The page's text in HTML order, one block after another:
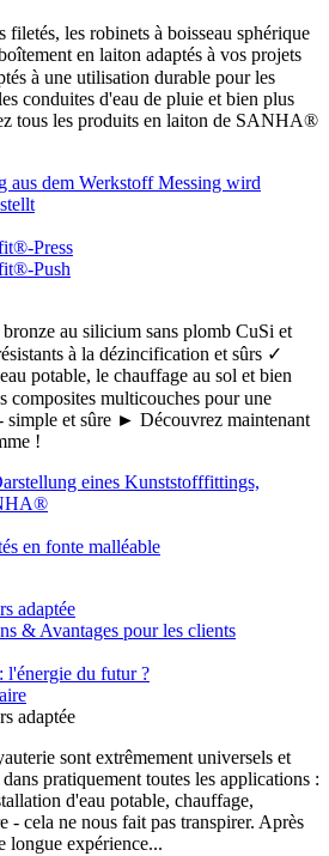
filetés, les robinets à boisseau sphérique
en laiton adaptés à vos projets
à une utilisation durable pour les
conduites d'eau de pluie et bien plus
tous les produits en laiton de SANHA®
Press
Push
au silicium sans plomb CuSi et
à la dézincification et sûrs ✓
potable, le chauffage au sol et bien
composites multicouches pour une
simple et sûre ► Découvrez maintenant
!
en fonte malléable
adaptée
& Avantages pour les clients
l'énergie du futur ?
adaptée
sont extrêmement universels et
pratiquement toutes les applications :
d'eau potable, chauffage,
- cela ne nous fait pas transpirer. Après
longue expérience...